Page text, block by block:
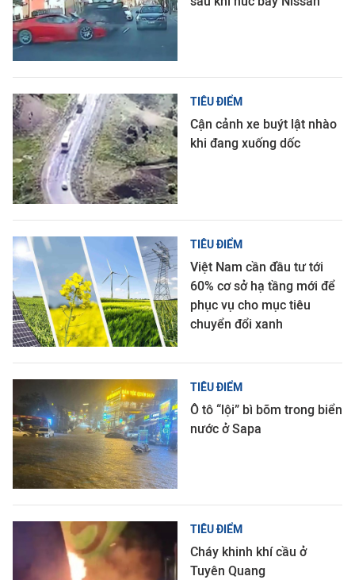
TIÊU ĐIỂM
Cận cảnh xe buýt lật nhào
khi đang xuống dốc
TIÊU ĐIỂM
Việt Nam cần đầu tư tới
60% cơ sở hạ tầng mới để
phục vụ cho mục tiêu
chuyển đổi xanh
TIÊU ĐIỂM
Ô tô “lội” bì bõm trong biển
nước ở Sapa
TIÊU ĐIỂM
Cháy khinh khí cầu ở
Tuyên Quang